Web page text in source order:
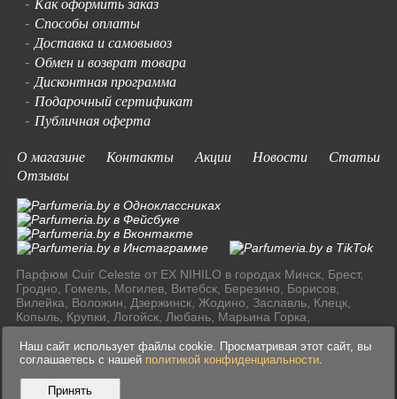
-
- Способы оплаты
-Доставка и самовывоз
- Обмен и возврат товара
-Дисконтная программа
- Подарочный сертификат
- Публичная оферта
О магазине
Контакты Акции Новости
Статьи
Отзывы
Парфюм Cuir Celeste от EX NIHILO в городах Минск, Брест,
Гродно, Гомель, Могилев, Витебск, Березино, Борисов,
Вилейка, Воложин, Дзержинск, Жодино, Заславль, Клецк,
Копыль, Крупки, Логойск, Любань, Марьина Горка,
Молодечно, Мядель, Несвиж, Слуцк, Смолевичи, Солигорск,
Старые Дороги, Столбцы, Узда, Фаниполь по доступным
ценам в Ресублике Беларусь.
Наш сайт использует файлы cookie. Просматривая этот сайт, вы
соглашаетесь с нашей политикой конфиденциальности.
Принять